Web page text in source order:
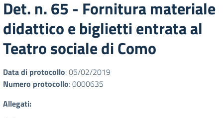
Det. n. 65 - Fornitura materiale
didattico e biglietti entrata al
Teatro sociale di Como
Data di protocollo: 05/02/2019
Numero protocollo: 0000635
Allegati: